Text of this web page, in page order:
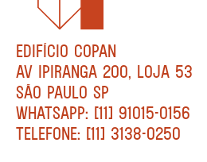
EDIFÍCIO COPAN
AV IPIRANGA 200, LOJA 53
SÃO PAULO SP
WHATSAPP: [11] 91015-0156
TELEFONE: [11] 3138-0250